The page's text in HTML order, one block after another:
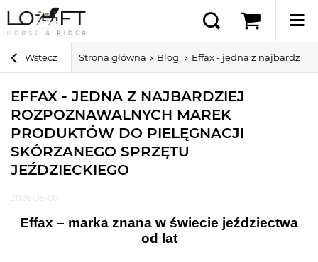
Wstecz Strona główna Blog Effax - jedna z
EFFAX - JEDNA Z NAJBARDZIEJ
ROZPOZNAWALNYCH MAREK
PRODUKTÓW DO PIELĘGNACJI
SKÓRZANEGO SPRZĘTU
JEŹDZIECKIEGO
2026-05-08
Effax – marka znana w świecie jeździectwa
od lat